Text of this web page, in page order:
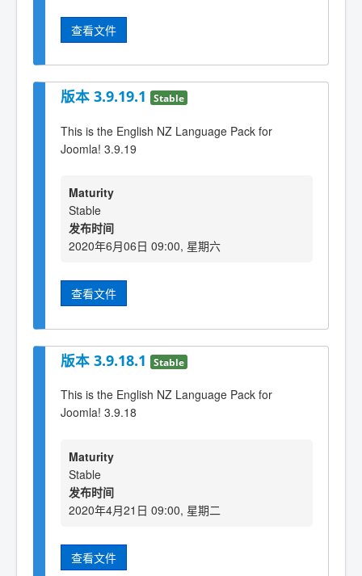
查看文件
版本 3.9.19.1 Stable
This is the English NZ Language Pack for
Joomla! 3.9.19
Maturity
Stable
发布时间
2020年6月06日 09:00, 星期六
查看文件
版本 3.9.18.1 Stable
This is the English NZ Language Pack for
Joomla! 3.9.18
Maturity
Stable
发布时间
2020年4月21日 09:00, 星期二
查看文件